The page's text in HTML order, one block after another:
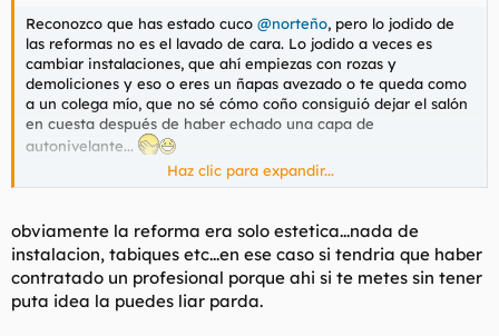
Reconozco que has estado cuco @norteño, pero lo jodido de
las reformas no es el lavado de cara. Lo jodido a veces es
cambiar instalaciones, que ahí empiezas con rozas y
demoliciones y eso o eres un ñapas avezado o te queda como
a un colega mío, que no sé cómo coño consiguió dejar el salón
en cuesta después de haber echado una capa de
autonivelante...
Y si nos metemos en tarea, siempre compensa gastar pasta en
montan la casa en un día y después ya te queda pintar y poco
más.
Haz clic para expandir...
obviamente la reforma era solo estetica...nada de
instalacion, tabiques etc...en ese caso si tendria que haber
contratado un profesional porque ahi si te metes sin tener
puta idea la puedes liar parda.